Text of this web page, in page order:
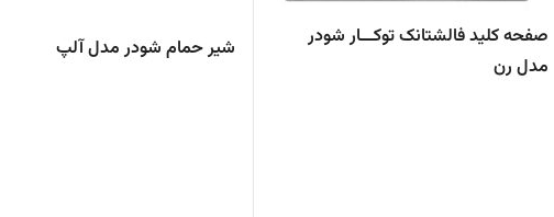
صفحه کلید فالشتانک توکـــار شودر
مدل رن
شیر حمام شودر مدل آلپ